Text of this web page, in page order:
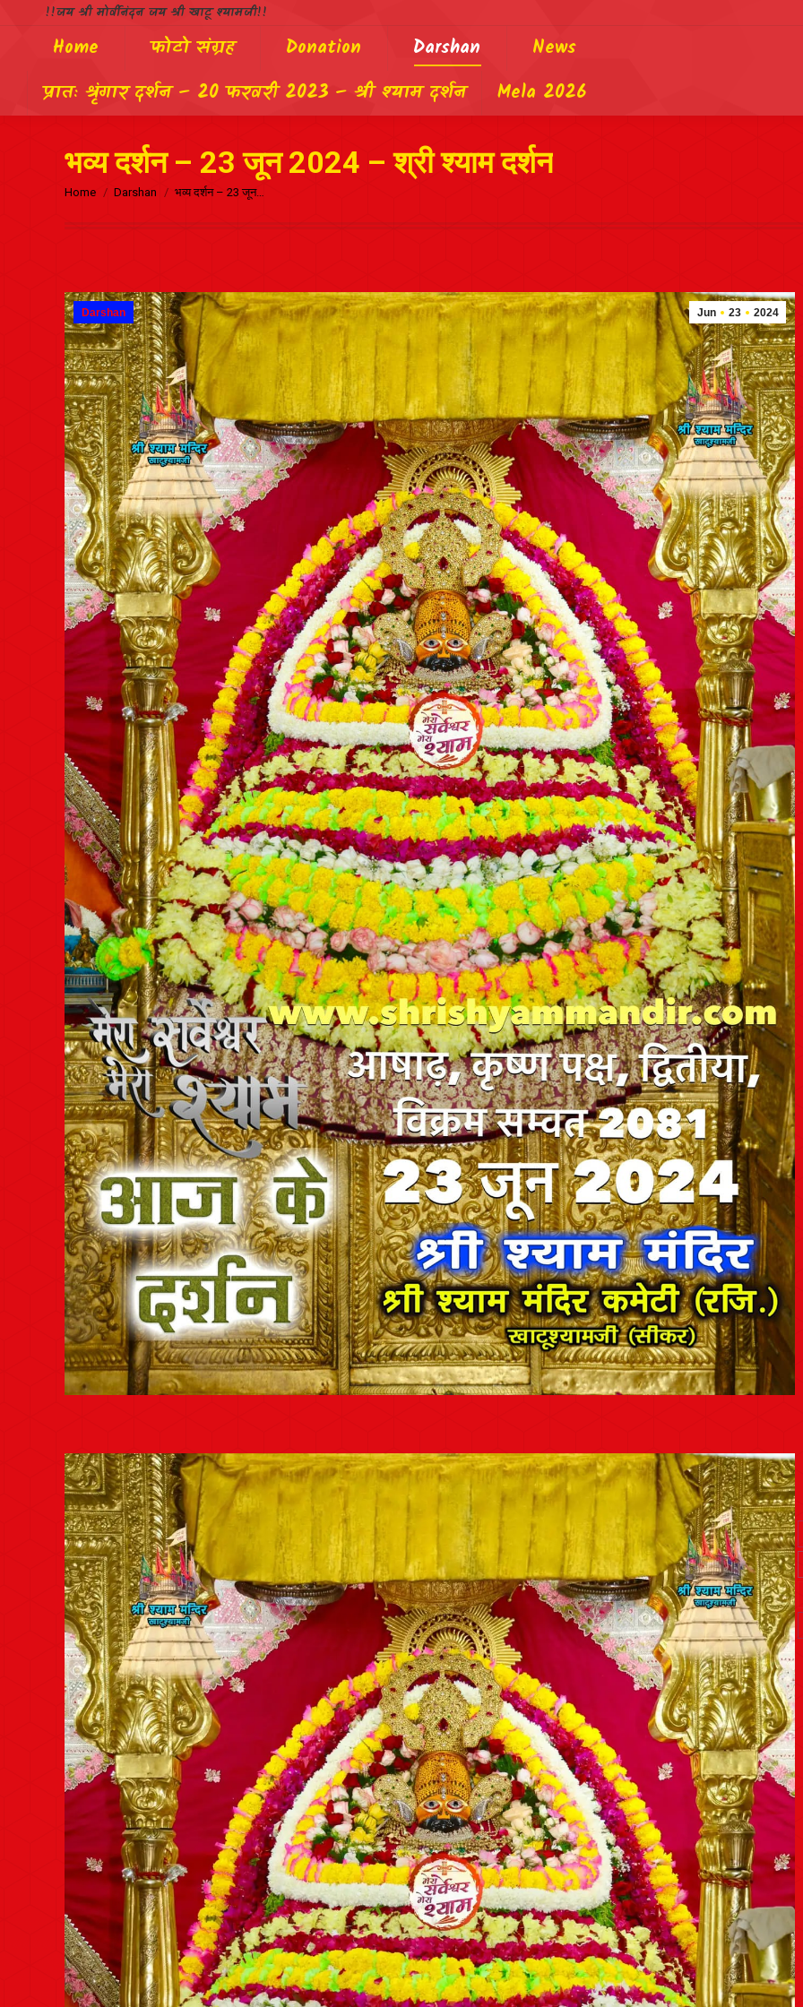
!!जय श्री मोर्वीनंदन जय श्री खाटू श्यामजी!!
Home फोटो संग्रह Donation Darshan
News
प्रातः श्रृंगार दर्शन – 20 फरवरी 2023 – श्री श्याम दर्शन
Mela 2026
भव्य दर्शन – 23 जून 2024 – श्री श्याम दर्शन
Home Darshan भव्य दर्शन – 23 जून…
Jun 23 2024
Darshan
Post
navigation